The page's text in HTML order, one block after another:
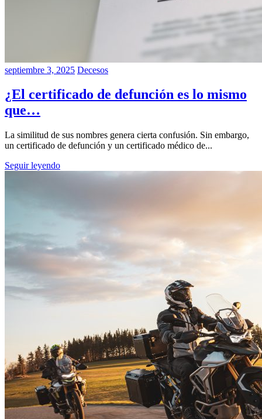
septiembre 3, 2025 Decesos
¿El certificado de defunción es lo mismo
que…
La similitud de sus nombres genera cierta confusión. Sin embargo,
un certificado de defunción y un certificado médico de...
Seguir leyendo